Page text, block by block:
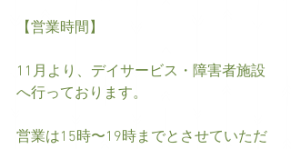
【営業時間】
11月より、デイサービス・障害者施設
へ行っております。
営業は15時〜19時までとさせていただ